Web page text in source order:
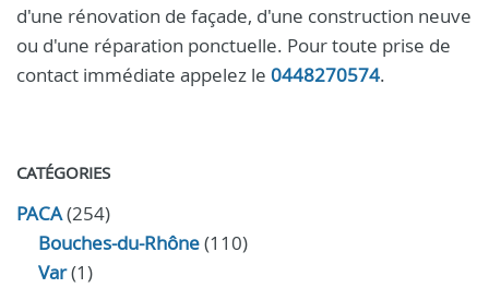
d'une rénovation de façade, d'une construction neuve
ou d'une réparation ponctuelle. Pour toute prise de
contact immédiate appelez le 0448270574.
CATÉGORIES
PACA(254)
Bouches-du-Rhône(110)
Var(1)